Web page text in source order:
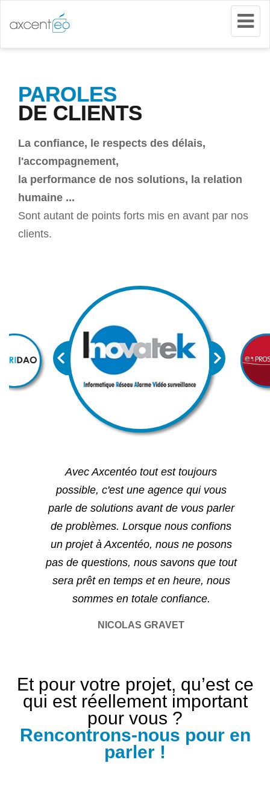
PAROLES
DE CLIENTS
La confiance, le respects des délais,
l'accompagnement,
la performance de nos solutions, la relation
humaine ...
Sont autant de points forts mis en avant par nos
clients.
Avec Axcentéo tout est toujours
possible, c'est une agence qui vous
parle de solutions avant de vous parler
de problèmes. Lorsque nous confions
un projet à Axcentéo, nous ne posons
pas de questions, nous savons que tout
sera prêt en temps et en heure, nous
sommes en totale confiance.
NICOLAS GRAVET
Et pour votre projet, qu’est ce
qui est réellement important
pour vous ?
Rencontrons-nous pour en
parler !